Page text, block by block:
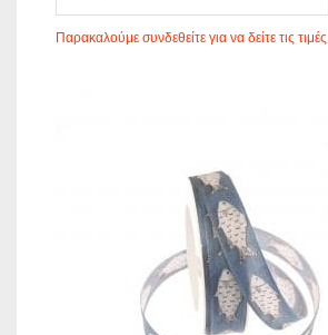
Παρακαλούμε συνδεθείτε για να δείτε τις τιμές